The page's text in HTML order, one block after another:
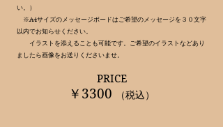
い。）
※A4サイズのメッセージボードはご希望のメッセージを３０文字
以内でお知らせください。
イラストを添えることも可能です。ご希望のイラストなどあり
ましたら画像をお送りくださいませ。
PRICE
￥3300 （税込）